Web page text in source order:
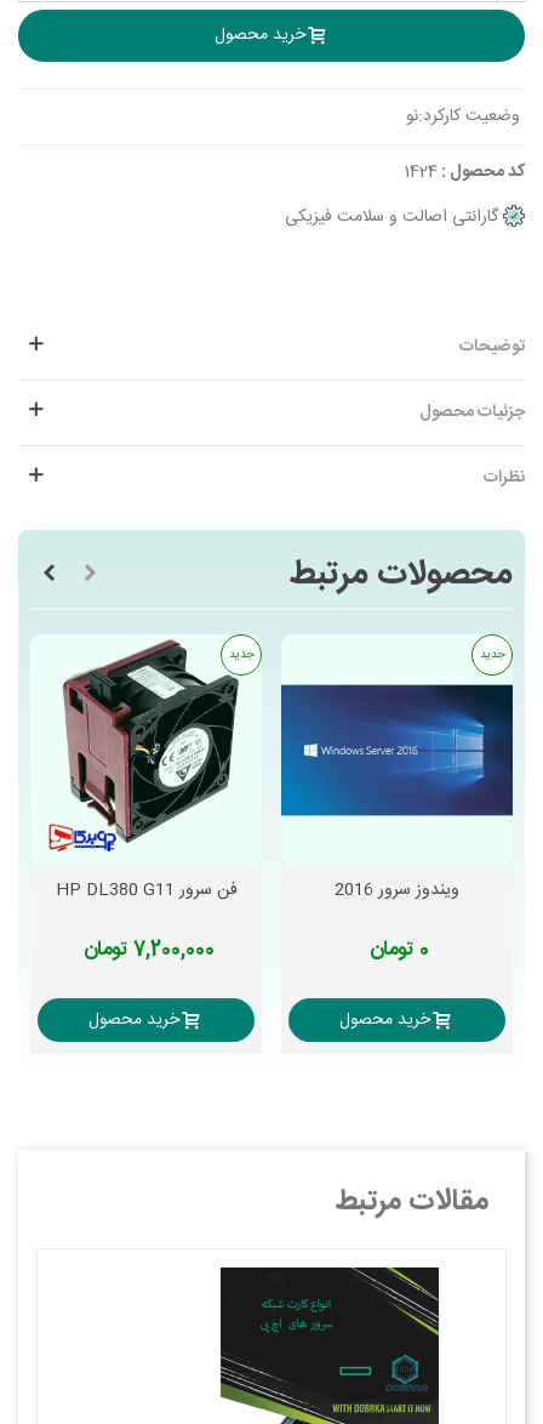
خرید محصول
وضعیت کارکرد:نو
کد محصول :1424
گارانتی اصالت و سلامت فیزیکی
توضیحات
جزئیات محصول
نظرات
محصولات مرتبط
جدید
ویندوز سرور 2016
0 تومان
خرید محصول
جدید
فن سرور HP DL380 G11
7,200,000 تومان
خرید محصول
مقالات مرتبط